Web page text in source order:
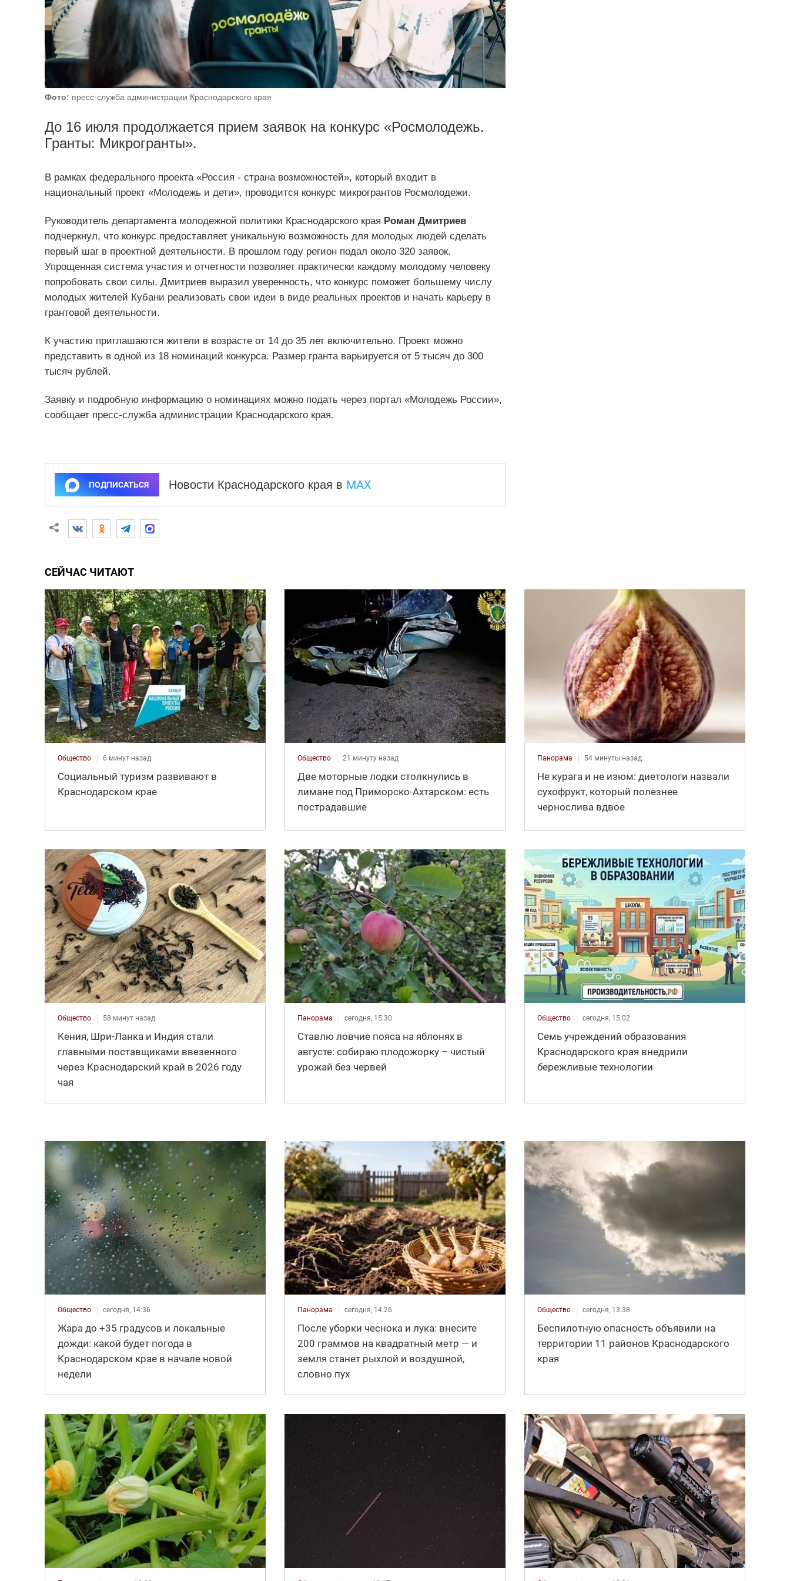
Фото: пресс-служба администрации Краснодарского края
До 16 июля продолжается прием заявок на конкурс «Росмолодежь.
Гранты: Микрогранты».
В рамках федерального проекта «Россия - страна возможностей», который входит в
национальный проект «Молодежь и дети», проводится конкурс микрогрантов Росмолодежи.
Руководитель департамента молодежной политики Краснодарского края Роман Дмитриев
подчеркнул, что конкурс предоставляет уникальную возможность для молодых людей сделать
первый шаг в проектной деятельности. В прошлом году регион подал около 320 заявок.
Упрощенная система участия и отчетности позволяет практически каждому молодому человеку
попробовать свои силы. Дмитриев выразил уверенность, что конкурс поможет большему числу
молодых жителей Кубани реализовать свои идеи в виде реальных проектов и начать карьеру в
грантовой деятельности.
К участию приглашаются жители в возрасте от 14 до 35 лет включительно. Проект можно
представить в одной из 18 номинаций конкурса. Размер гранта варьируется от 5 тысяч до 300
тысяч рублей.
Заявку и подробную информацию о номинациях можно подать через портал «Молодежь России»,
сообщает пресс-служба администрации Краснодарского края.
ПОДПИСАТЬСЯ Новости Краснодарского края в MAX
СЕЙЧАС ЧИТАЮТ
Общество 6 минут назад
Социальный туризм развивают в
Краснодарском крае
Общество 21 минуту назад
Две моторные лодки столкнулись в
лимане под Приморско-Ахтарском: есть
пострадавшие
Панорама 54 минуты назад
Не курага и не изюм: диетологи назвали
сухофрукт, который полезнее
чернослива вдвое
Общество 58 минут назад
Кения, Шри-Ланка и Индия стали
главными поставщиками ввезенного
через Краснодарский край в 2026 году
чая
Панорама сегодня, 15:30
Ставлю ловчие пояса на яблонях в
августе: собираю плодожорку – чистый
урожай без червей
Общество сегодня, 15:02
Семь учреждений образования
Краснодарского края внедрили
бережливые технологии
Общество сегодня, 14:36
Жара до +35 градусов и локальные
дожди: какой будет погода в
Краснодарском крае в начале новой
недели
Панорама сегодня, 14:26
После уборки чеснока и лука: внесите
200 граммов на квадратный метр — и
земля станет рыхлой и воздушной,
словно пух
Общество сегодня, 13:38
Беспилотную опасность объявили на
территории 11 районов Краснодарского
края